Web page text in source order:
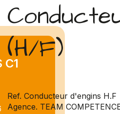
(H/F)
Ref. Conducteur d'engins H.F
Agence. TEAM